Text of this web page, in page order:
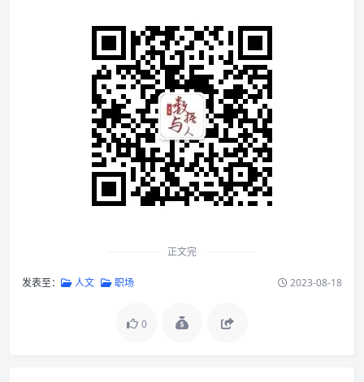
正文完
发表至： 人文 职场 2023-08-18
0